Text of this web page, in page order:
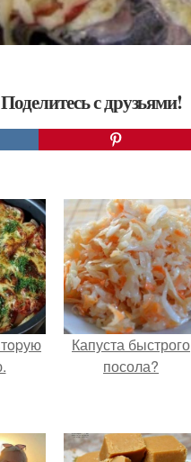
с друзьями!
Капуста быстрого
посола?